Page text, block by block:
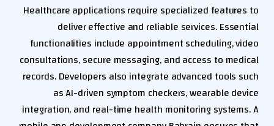
Healthcare applications require specialized features to
deliver effective and reliable services. Essential
functionalities include appointment scheduling, video
consultations, secure messaging, and access to medical
records. Developers also integrate advanced tools such
as AI-driven symptom checkers, wearable device
integration, and real-time health monitoring systems. A